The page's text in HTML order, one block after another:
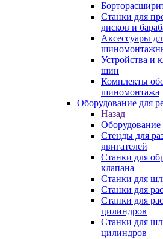
Станки для
дисков и
Аксессуары
Устройства и
шин
Комплекты
шиномонтажа
Оборудование для
Назад
Оборудование
Стенды для
двигателей
Станки для
клапана
Станки для
Станки для
Станки для
цилиндров
Станки для
цилиндров